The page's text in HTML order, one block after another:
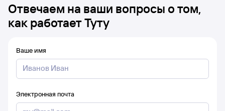
Отвечаем на ваши вопросы о том,
как работает Туту
Ваше имя
Электронная почта